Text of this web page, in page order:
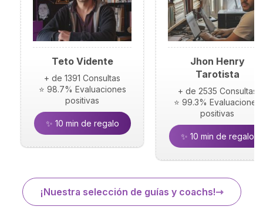
Teto Vidente
+ de 1391 Consultas
⭐ 98.7% Evaluaciones
positivas
✨ 10 min de regalo
Jhon Henry
Tarotista
+ de 2535 Consultas
⭐ 99.3% Evaluaciones
positivas
✨ 10 min de regalo
¡Nuestra selección de guías y coachs!